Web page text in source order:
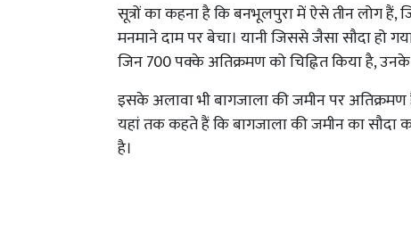
सूत्रों का कहना है कि बनभूलपुरा में ऐसे तीन लोग हैं,
मनमाने दाम पर बेचा। यानी जिससे जैसा सौदा हो
जिन 700 पक्के अतिक्रमण को चिह्नित किया है,
इसके अलावा भी बागजाला की जमीन पर अतिक्रमण
यहां तक कहते हैं कि बागजाला की जमीन का सौदा करने
है।